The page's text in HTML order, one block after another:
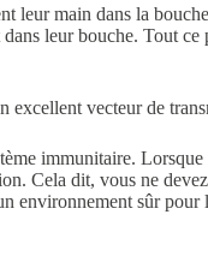
main dans la
leur bouche. Tout
vecteur de
immunitaire.
Cela dit, vous ne
environnement sûr pour